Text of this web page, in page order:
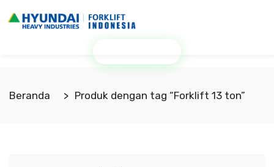
Beranda Produk dengan tag “Forklift 13 ton”